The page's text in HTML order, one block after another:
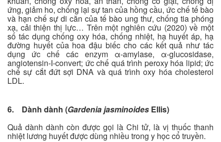
ứng, giảm ho, chống lại sự tan của hồng cầu, ức chế tế bào
và hạn chế sự di căn của tế bào ung thư, chống tia phóng
xạ, cải thiện thị lực… Trên một nghiên cứu (2020) về một
số tác dụng chống oxy hóa, chống nhiệt, hạ huyết áp, hạ
đường huyết của hoa đậu biếc cho các kết quả như tác
dụng ức chế các enzym α-amylase, α-glucosidase,
angiotensin-I-convert; ức chế quá trình peroxy hóa lipid; ức
chế sự cắt đứt sợi DNA và quá trình oxy hóa cholesterol
LDL.
6. Dành dành (Gardenia jasminoides Ellis)
Quả dành dành còn được gọi là Chi tử, là vị thuốc thanh
nhiệt lương huyết được dùng nhiều trong y học cổ truyền.